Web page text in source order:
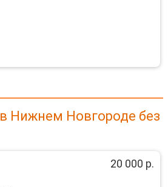
Нижнем Новгороде без
20 000 р.